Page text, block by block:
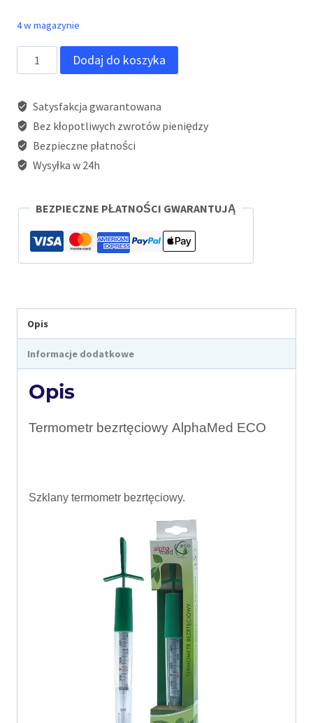
4 w magazynie
ilość
Termometr
bezrtęciowy
AlphaMed
Dodaj do koszyka
Satysfakcja gwarantowana
Bez kłopotliwych zwrotów pieniędzy
Bezpieczne płatności
Wysyłka w 24h
BEZPIECZNE PŁATNOŚCI GWARANTUJĄ
Opis
Informacje dodatkowe
Opis
Termometr bezrtęciowy AlphaMed ECO
Szklany termometr bezrtęciowy.